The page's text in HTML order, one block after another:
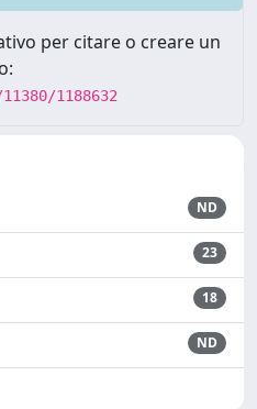
per citare o creare un
1188632
ND
23
18
ND